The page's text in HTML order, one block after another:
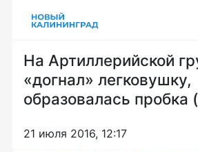
На Артиллерийской
«догнал» легковушку,
образовалась пробка
21 июля 2016, 12:17